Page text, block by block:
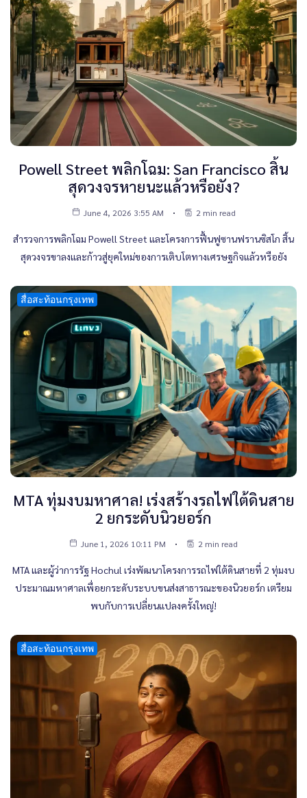
Powell Street พลิกโฉม: San Francisco สิ้น
สุดวงจรหายนะแล้วหรือยัง?
June 4, 2026 3:55 AM 2 min read
สำรวจการพลิกโฉม Powell Street และโครงการฟื้นฟูซานฟรานซิสโก สิ้น
สุดวงจรขาลงและก้าวสู่ยุคใหม่ของการเติบโตทางเศรษฐกิจแล้วหรือยัง
สื่อสะท้อนกรุงเทพ
MTA ทุ่มงบมหาศาล! เร่งสร้างรถไฟใต้ดินสาย
2 ยกระดับนิวยอร์ก
June 1, 2026 10:11 PM 2 min read
MTA และผู้ว่าการรัฐ Hochul เร่งพัฒนาโครงการรถไฟใต้ดินสายที่ 2 ทุ่มงบ
ประมาณมหาศาลเพื่อยกระดับระบบขนส่งสาธารณะของนิวยอร์ก เตรียม
พบกับการเปลี่ยนแปลงครั้งใหญ่!
สื่อสะท้อนกรุงเทพ